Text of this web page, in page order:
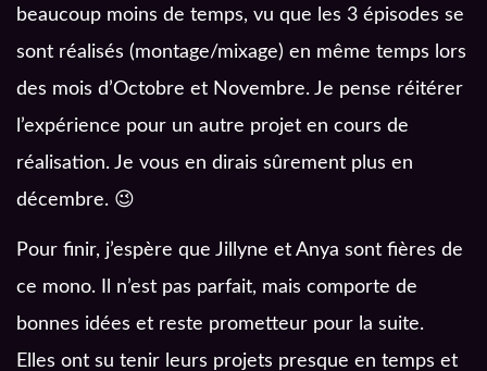
beaucoup moins de temps, vu que les 3 épisodes se
sont réalisés (montage/mixage) en même temps lors
des mois d’Octobre et Novembre. Je pense réitérer
l’expérience pour un autre projet en cours de
réalisation. Je vous en dirais sûrement plus en
décembre. 😉
Pour finir, j’espère que Jillyne et Anya sont fières de
ce mono. Il n’est pas parfait, mais comporte de
bonnes idées et reste prometteur pour la suite.
Elles ont su tenir leurs projets presque en temps et